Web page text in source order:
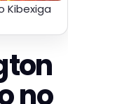
Kibexiga
no